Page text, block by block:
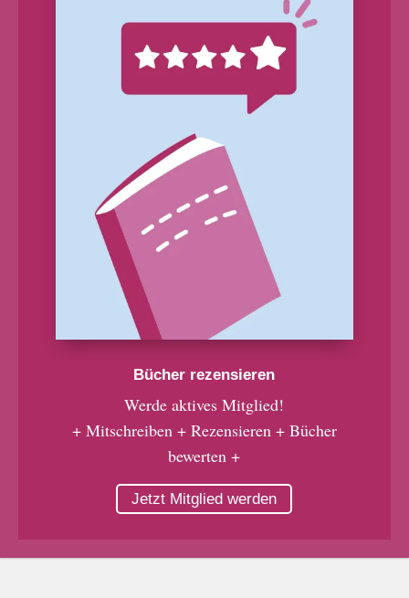
Bücher rezensieren
Werde aktives Mitglied!
+ Mitschreiben + Rezensieren + Bücher
bewerten +
Jetzt Mitglied werden